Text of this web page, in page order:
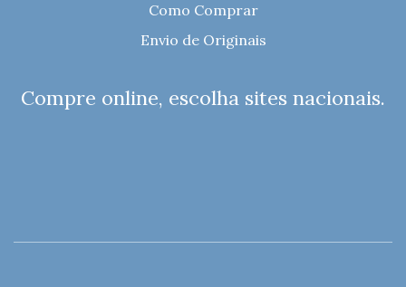
Como Comprar
Envio de Originais
Compre online, escolha sites nacionais.